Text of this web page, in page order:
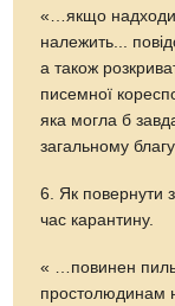
«…якщо
належить...
а також
писемної
яка могла б
загальному
6. Як повернути
час карантину.
« …повинен
простолюдинам